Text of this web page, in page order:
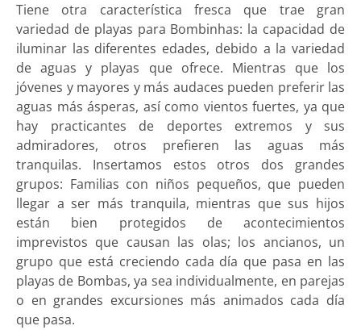
Tiene otra característica fresca que trae gran
variedad de playas para Bombinhas: la capacidad de
iluminar las diferentes edades, debido a la variedad
de aguas y playas que ofrece. Mientras que los
jóvenes y mayores y más audaces pueden preferir las
aguas más ásperas, así como vientos fuertes, ya que
hay practicantes de deportes extremos y sus
admiradores, otros prefieren las aguas más
tranquilas. Insertamos estos otros dos grandes
grupos: Familias con niños pequeños, que pueden
llegar a ser más tranquila, mientras que sus hijos
están bien protegidos de acontecimientos
imprevistos que causan las olas; los ancianos, un
grupo que está creciendo cada día que pasa en las
playas de Bombas, ya sea individualmente, en parejas
o en grandes excursiones más animados cada día
que pasa.